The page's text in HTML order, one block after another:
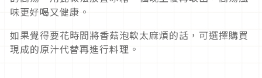
味更好喝又健康。
如果覺得要花時間將香菇泡軟太麻煩的話，可選擇購買
現成的原汁代替再進行料理。